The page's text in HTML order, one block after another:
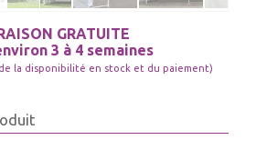
GRATUITE
3 à 4 semaines
la disponibilité en stock et du paiement)